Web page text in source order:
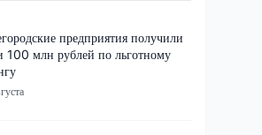
предприятия получили
100 млн рублей по льготному